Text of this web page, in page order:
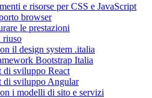
e risorse per CSS e JavaScript
browser
le prestazioni
riuso
il design system .italia
Bootstrap Italia
sviluppo React
di sviluppo Angular
i modelli di sito e servizi